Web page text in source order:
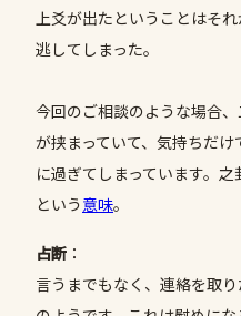
上爻が出たということはそ
逃してしまった。
今回のご相談のような場合
が挟まっていて、気持ちだ
に過ぎてしまっています。之
という意味。
占断 ：
言うまでもなく、連絡を取